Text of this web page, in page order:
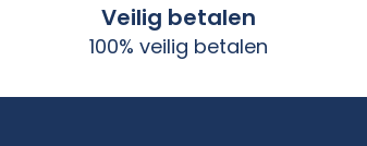
Veilig betalen
100% veilig betalen